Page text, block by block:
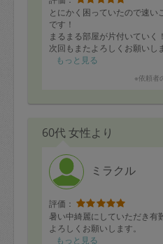
とにかく困っていたので速い
です！
まるまる部屋が片付いていく！
次回もまたよろしくお願いし
もっと見る
※依頼者
60代 女性より
ミラクル
評価：
暑い中綺麗にしていただき有
よろしくお願いします。
もっと見る